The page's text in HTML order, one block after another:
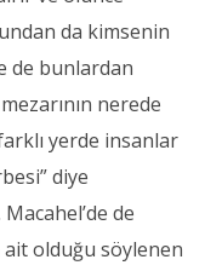
da kimsenin
de bunlardan
nerede
yerde insanlar
diye
de
ait olduğu söylenen